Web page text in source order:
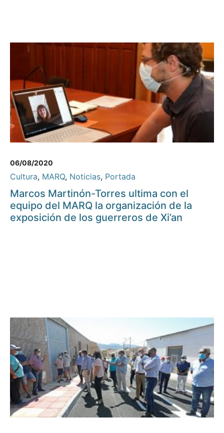
06/08/2020
Cultura, MARQ, Noticias, Portada
Marcos Martinón-Torres ultima con el
equipo del MARQ la organización de la
exposición de los guerreros de Xi’an